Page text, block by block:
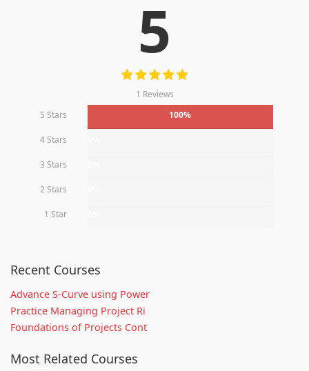
5
1 Reviews
5 Stars
100%
4 Stars
3 Stars
2 Stars
1 Star
Recent Courses
Advance S-Curve using Power
Practice Managing Project Ri
Foundations of Projects Cont
Most Related Courses